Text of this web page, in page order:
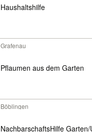
Haushaltshilfe
Grafenau
Pflaumen aus dem Garten
Böblingen
NachbarschaftsHilfe